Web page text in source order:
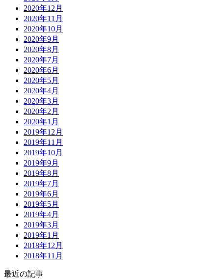
2020年12月
2020年11月
2020年10月
2020年9月
2020年8月
2020年7月
2020年6月
2020年5月
2020年4月
2020年3月
2020年2月
2020年1月
2019年12月
2019年11月
2019年10月
2019年9月
2019年8月
2019年7月
2019年6月
2019年5月
2019年4月
2019年3月
2019年1月
2018年12月
2018年11月
最近の記事